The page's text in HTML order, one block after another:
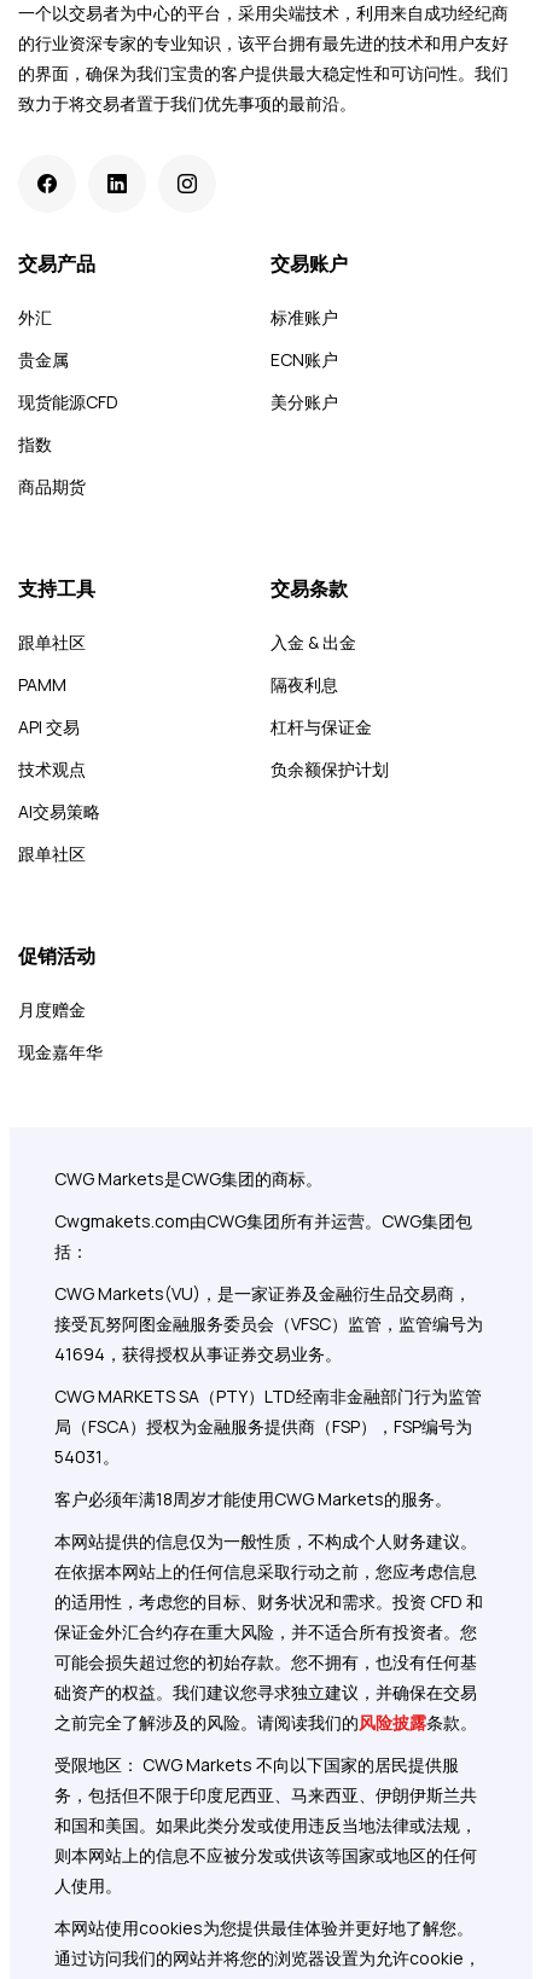
一个以交易者为中心的平台，采用尖端技术，利用来自成功经纪商
的行业资深专家的专业知识，该平台拥有最先进的技术和用户友好
的界面，确保为我们宝贵的客户提供最大稳定性和可访问性。我们
致力于将交易者置于我们优先事项的最前沿。
交易产品
外汇
贵金属
现货能源CFD
指数
商品期货
交易账户
标准账户
ECN账户
美分账户
支持工具
跟单社区
PAMM
API 交易
技术观点
AI交易策略
跟单社区
交易条款
入金 & 出金
隔夜利息
杠杆与保证金
负余额保护计划
促销活动
月度赠金
现金嘉年华
CWG Markets是CWG集团的商标。
Cwgmakets.com由CWG集团所有并运营。CWG集团包
括：
CWG Markets(VU)，是一家证券及金融衍生品交易商，
接受瓦努阿图金融服务委员会（VFSC）监管，监管编号为
41694，获得授权从事证券交易业务。
CWG MARKETS SA（PTY）LTD经南非金融部门行为监管
局（FSCA）授权为金融服务提供商（FSP），FSP编号为
54031。
客户必须年满18周岁才能使用CWG Markets的服务。
本网站提供的信息仅为一般性质，不构成个人财务建议。
在依据本网站上的任何信息采取行动之前，您应考虑信息
的适用性，考虑您的目标、财务状况和需求。投资 CFD 和
保证金外汇合约存在重大风险，并不适合所有投资者。您
可能会损失超过您的初始存款。您不拥有，也没有任何基
础资产的权益。我们建议您寻求独立建议，并确保在交易
之前完全了解涉及的风险。请阅读我们的风险披露条款。
受限地区： CWG Markets 不向以下国家的居民提供服
务，包括但不限于印度尼西亚、马来西亚、伊朗伊斯兰共
和国和美国。如果此类分发或使用违反当地法律或法规，
则本网站上的信息不应被分发或供该等国家或地区的任何
人使用。
本网站使用cookies为您提供最佳体验并更好地了解您。
通过访问我们的网站并将您的浏览器设置为允许cookie，